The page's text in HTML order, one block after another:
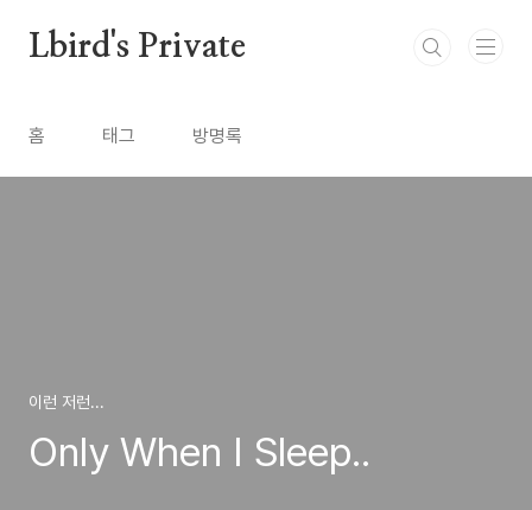
Lbird's Private
홈 태그 방명록
이런 저런...
Only When I Sleep..